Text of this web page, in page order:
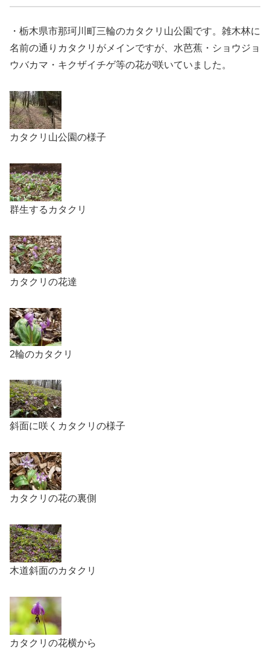
・栃木県市那珂川町三輪のカタクリ山公園です。雑木林に
名前の通りカタクリがメインですが、水芭蕉・ショウジョ
ウバカマ・キクザイチゲ等の花が咲いていました。
カタクリ山公園の様子
群生するカタクリ
カタクリの花達
2輪のカタクリ
斜面に咲くカタクリの様子
カタクリの花の裏側
木道斜面のカタクリ
カタクリの花横から